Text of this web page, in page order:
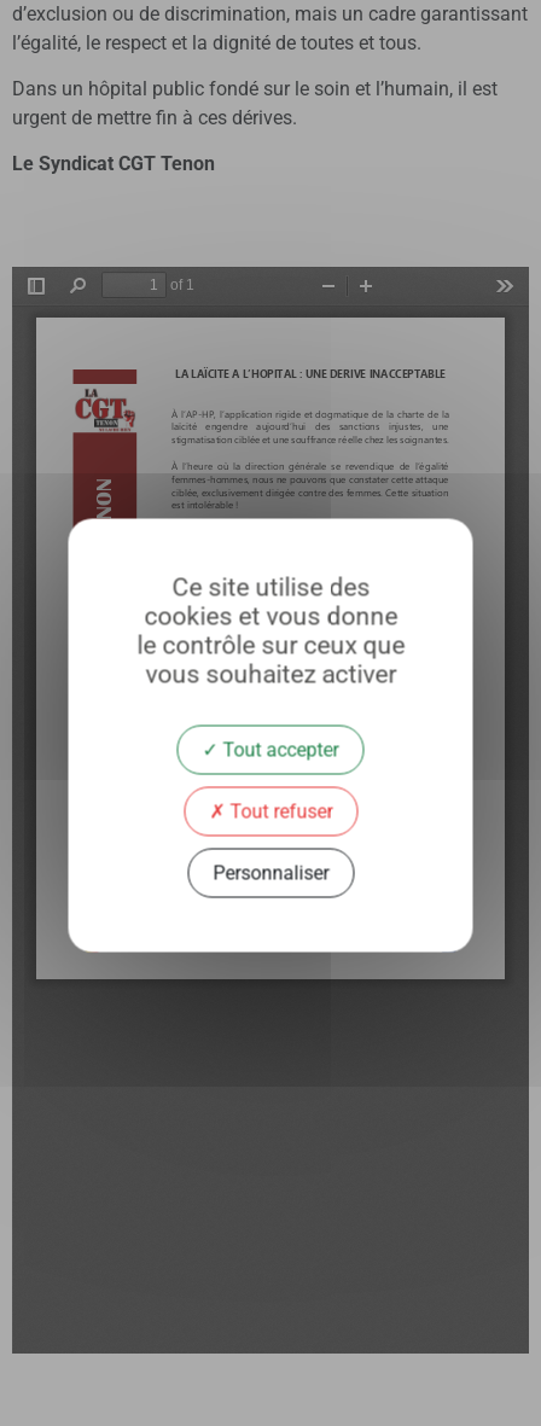
d’exclusion ou de discrimination, mais un cadre garantissant
l’égalité, le respect et la dignité de toutes et tous.
Dans un hôpital public fondé sur le soin et l’humain, il est
urgent de mettre fin à ces dérives.
Le Syndicat CGT Tenon
Ce site utilise des
cookies et vous donne
le contrôle sur ceux que
vous souhaitez activer
Tout accepter
Tout refuser
Personnaliser